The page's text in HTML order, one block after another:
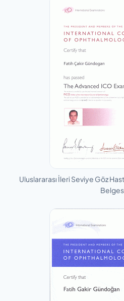
Uluslararası İleri Seviye Göz